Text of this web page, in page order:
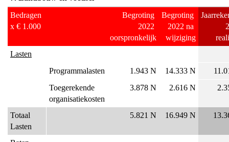
Inzet
verbonden
naar
navigatie
Programma
Heeft
Bedragen
x € 1.000
Begroting
2022
oorspronkelijk
Begroting
2022 na
wijziging
Lasten
Programmalasten
1.943 N 14.333 N
Toegerekende
organisatiekosten
3.878 N 2.616 N
Totaal
Lasten
5.821 N 16.949 N